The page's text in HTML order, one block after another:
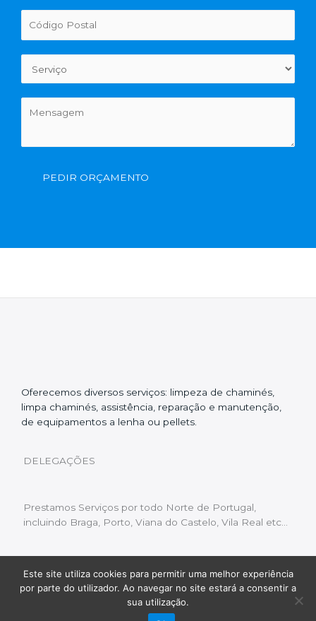
PEDIR ORÇAMENTO
Oferecemos diversos serviços: limpeza de chaminés,
limpa chaminés, assistência, reparação e manutenção,
de equipamentos a lenha ou pellets.
DELEGAÇÕES
Prestamos Serviços por todo Norte de Portugal,
incluindo Braga, Porto, Viana do Castelo, Vila Real etc…
Livro de Reclamações | Política de Privacidade
Copyright © 2022 Limpeza Chaminés | Desenvolvido
Fluxo Digital – a inovar a web
Este site utiliza cookies para permitir uma melhor experiência
por parte do utilizador. Ao navegar no site estará a consentir a
sua utilização.